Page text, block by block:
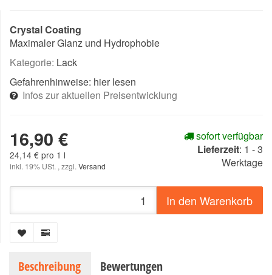
Crystal Coating
Maximaler Glanz und Hydrophobie
Kategorie: Lack
Gefahrenhinweise: hier lesen
Infos zur aktuellen Preisentwicklung
16,90 €
24,14 € pro 1 l
inkl. 19% USt. , zzgl. Versand
sofort verfügbar
Lieferzeit: 1 - 3
Werktage
In den Warenkorb
Beschreibung Bewertungen